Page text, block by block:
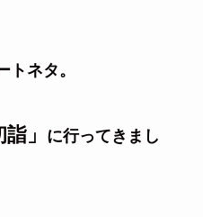
ネタ。
詣」
に行ってきまし